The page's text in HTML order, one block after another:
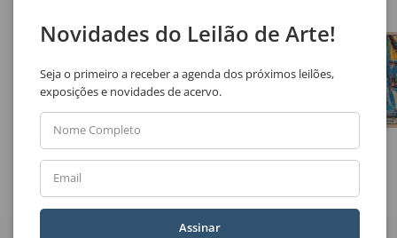
Aldemir Martins
Paisagem
Antonio Helio Cabral
Novidades do Leilão de Arte!
Seja o primeiro a receber a agenda dos próximos leilões,
exposições e novidades de acervo.
Nome Completo
Email
Assinar